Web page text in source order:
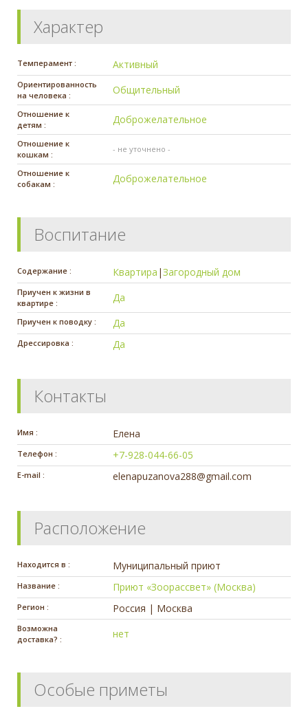
Характер
Темперамент : Активный
Ориентированность
на человека :
Общительный
Отношение к
детям :
Доброжелательное
Отношение к
кошкам :
- не уточнено -
Отношение к
собакам :
Доброжелательное
Воспитание
Содержание : Квартира |Загородный дом
Приучен к жизни в
квартире :
Да
Приучен к поводку : Да
Дрессировка : Да
Контакты
Имя : Елена
Телефон : +7-928-044-66-05
E-mail : elenapuzanova288@gmail.com
Расположение
Находится в : Муниципальный приют
Название : Приют «Зоорассвет» (Москва)
Регион : Россия | Москва
Возможна
доставка? :
нет
Особые приметы